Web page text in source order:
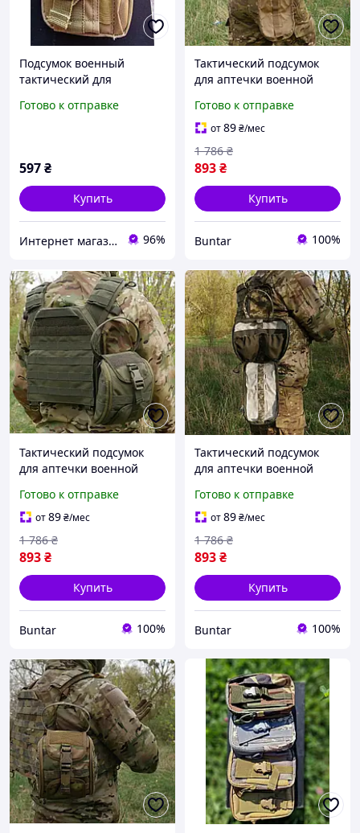
Подсумок военный
тактический для
desert
Готово к отправке
597₴
Купить
Интернет магазин Постелюшка (Домашний текстиль, сумки, товары для дома и отдыха) 96%
Тактический подсумок
для аптечки военной
системой молле BUN-220
Готово к отправке
от89₴/мес
893₴
1 786 ₴
Купить
Buntar 100%
Тактический подсумок
для аптечки военной
системой молле BUN-224
Готово к отправке
от89₴/мес
893₴
1 786 ₴
Купить
Buntar 100%
Тактический подсумок
для аптечки военной
комплектации с системой
молле BUN-228
Готово к отправке
от89₴/мес
893₴
1 786 ₴
Купить
Buntar 100%